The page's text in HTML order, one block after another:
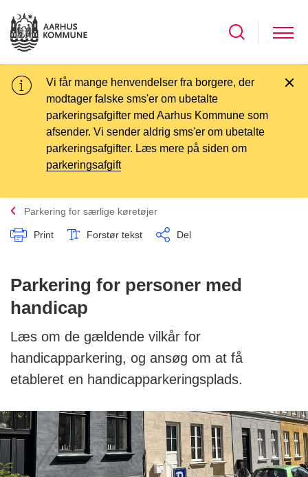
Vi får mange henvendelser fra borgere, der
modtager falske sms'er om ubetalte
parkeringsafgifter med Aarhus Kommune som
afsender. Vi sender aldrig sms'er om ubetalte
parkeringsafgifter. Læs mere på siden om
parkeringsafgift
Parkering for særlige køretøjer
Print Forstør tekst Del
Parkering for personer med
handicap
Læs om de gældende vilkår for
handicapparkering, og ansøg om at få
etableret en handicapparkeringsplads.